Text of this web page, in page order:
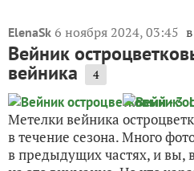
ElenaSk 6 ноября 2024, 03:45
Вейник
вейника 4
Метелки вейника
в течение сезона. Много
в предыдущих частях, и вы,